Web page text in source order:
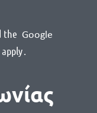
the Google
apply.